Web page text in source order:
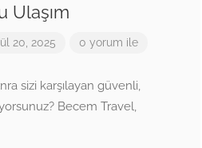
Ulaşım
20, 2025 0 yorum ile
sizi karşılayan güvenli,
Becem Travel,